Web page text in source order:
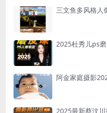
三文鱼多风格人
2025杜秀儿ps
阿金家庭摄影
2025最新蔡汶